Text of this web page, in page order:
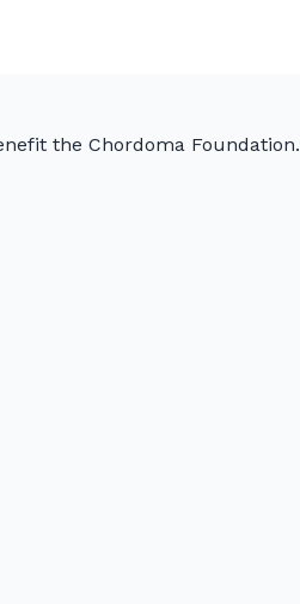
the Chordoma Foundation.